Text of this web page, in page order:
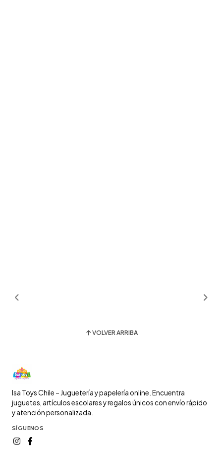
VOLVER ARRIBA
Isa Toys Chile – Juguetería y papelería online. Encuentra
juguetes, artículos escolares y regalos únicos con envío rápido
y atención personalizada.
SÍGUENOS